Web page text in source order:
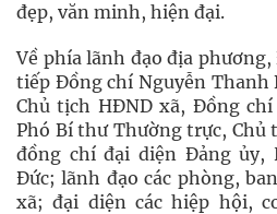
đẹp, văn minh, hiện đại.
Về phía lãnh đạo địa
tiếp Đồng chí Nguyễn
Chủ tịch HĐND xã, Đồng
Phó Bí thư Thường trực, Chủ
đồng chí đại diện Đảng ủy,
Đức; lãnh đạo các phòng,
xã; đại diện các hiệp hội,